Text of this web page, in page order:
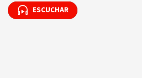
ESCUCHAR
ESCUCHAR